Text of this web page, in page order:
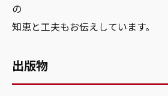
の
知恵と工夫もお伝えしています。
出版物